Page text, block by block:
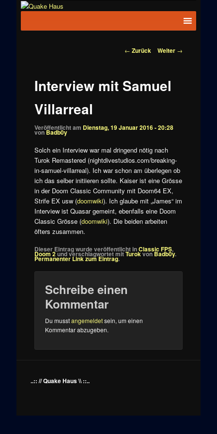
News zu
Beitragsnavigation
← Zurück Weiter →
Interview mit Samuel
Villarreal
Veröffentlicht am Dienstag, 19 Januar 2016 - 20:28
vonBadb0y
Solch ein Interview war mal dringend nötig nach
Turok Remastered (nightdivestudios.com/breaking-
in-samuel-villarreal). Ich war schon am überlegen ob
ich das selber initiieren sollte. Kaiser ist eine Grösse
in der Doom Classic Community mit Doom64 EX,
Strife EX usw (doomwiki). Ich glaube mit „James“ im
Interview ist Quasar gemeint, ebenfalls eine Doom
Classic Grösse (doomwiki). Die beiden arbeiten
öfters zusammen.
Dieser Eintrag wurde veröffentlicht inClassic FPS,
Doom 2und verschlagwortet mitTurokvonBadb0y.
Permanenter Link zum Eintrag.
Schreibe einen
Kommentar
Du musstangemeldetsein, um einen
Kommentar abzugeben.
..:: // Quake Haus \\ ::..